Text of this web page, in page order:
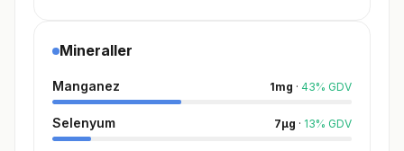
Mineraller
Manganez 1mg · 43% GDV
Selenyum 7µg · 13% GDV